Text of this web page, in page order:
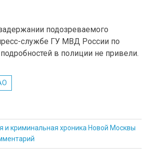
подозреваемого
службе ГУ МВД России по
в полиции не привели.
и криминальная хроника Новой Москвы